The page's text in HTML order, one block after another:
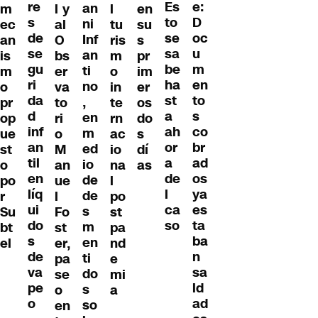
m
ec
an
is
m
o
pr
op
ue
st
o
po
r
Su
bt
el
re
s
de
se
gu
ri
da
d
inf
an
til
en
líq
ui
do
s
de
va
pe
o
l y
al
O
bs
er
va
to
ri
o
M
an
ue
l
Fo
st
er,
pa
se
o
en
an
ni
Inf
an
ti
no
,
en
m
ed
io
de
de
s
m
en
ti
do
s
so
l
tu
ris
m
o
in
te
rn
ac
io
na
l
po
st
pa
nd
e
mi
a
en
su
s
pr
im
er
os
do
s
dí
as
Es
to
se
sa
be
ha
st
a
ah
or
a
de
l
ca
so
e:
D
oc
u
m
en
to
s
co
br
ad
os
ya
es
ta
ba
n
sa
ld
ad